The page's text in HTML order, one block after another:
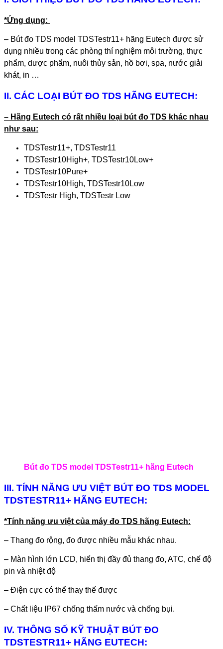
*Ứng dụng:
– Bút đo TDS model TDSTestr11+ hãng Eutech được sử
dụng nhiều trong các phòng thí nghiệm môi trường, thực
phẩm, dược phẩm, nuôi thủy sản, hồ bơi, spa, nước giải
khát, in …
II. CÁC LOẠI BÚT ĐO TDS HÃNG EUTECH:
– Hãng Eutech có rất nhiều loại bút đo TDS khác nhau
như sau:
TDSTestr11+, TDSTestr11
TDSTestr10High+, TDSTestr10Low+
TDSTestr10Pure+
TDSTestr10High, TDSTestr10Low
TDSTestr High, TDSTestr Low
Bút đo TDS model TDSTestr11+ hãng Eutech
III. TÍNH NĂNG ƯU VIỆT BÚT ĐO TDS MODEL
TDSTESTR11+ HÃNG EUTECH:
*Tính năng ưu việt của máy đo TDS hãng Eutech:
– Thang đo rộng, đo được nhiều mẫu khác nhau.
– Màn hình lớn LCD, hiển thị đầy đủ thang đo, ATC, chế độ
pin và nhiệt độ
– Điện cực có thể thay thế được
– Chất liệu IP67 chống thấm nước và chống bụi.
IV. THÔNG SỐ KỸ THUẬT BÚT ĐO
TDSTESTR11+ HÃNG EUTECH: